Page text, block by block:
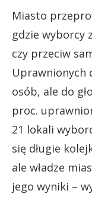
Miasto
gdzie wyborcy
czy przeciw
Uprawnionych
osób, ale do
proc.
21 lokali
się długie
ale władze
jego wyniki –